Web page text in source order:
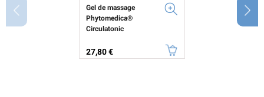
Gel de massage
Phytomedica®
Circulatonic
Prix
27,80 €